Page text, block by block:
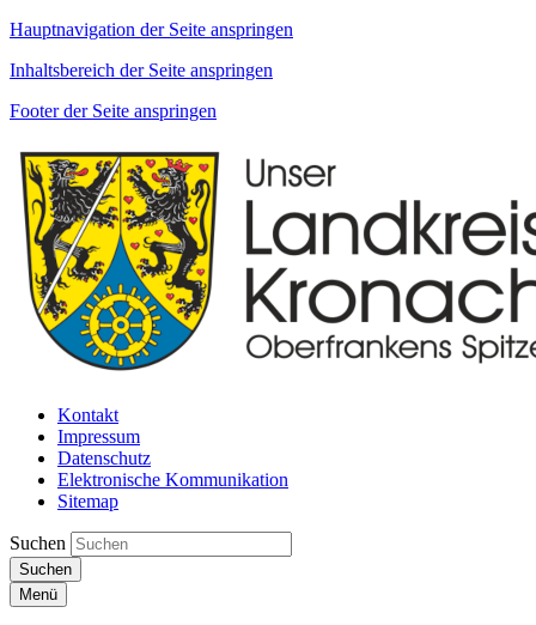
Hauptnavigation der Seite anspringen
Inhaltsbereich der Seite anspringen
Footer der Seite anspringen
Kontakt
Impressum
Datenschutz
Elektronische Kommunikation
Sitemap
Suchen
Suchen
Menü